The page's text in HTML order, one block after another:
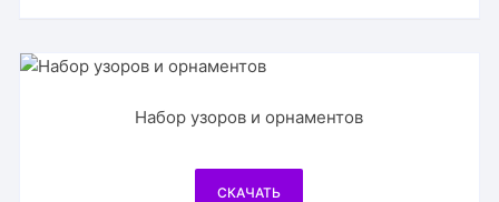
Набор узоров и орнаментов
СКАЧАТЬ